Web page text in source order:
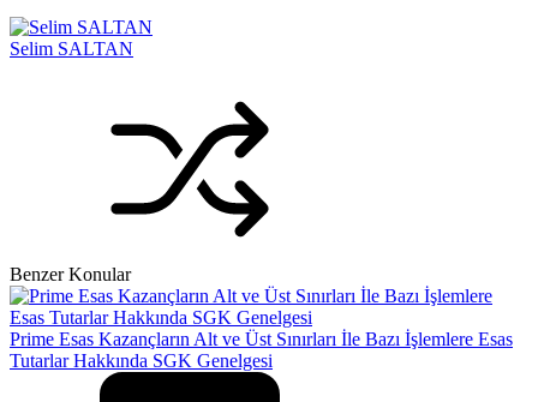
Selim SALTAN
Benzer Konular
Prime Esas Kazançların Alt ve Üst Sınırları İle Bazı İşlemlere Esas
Tutarlar Hakkında SGK Genelgesi